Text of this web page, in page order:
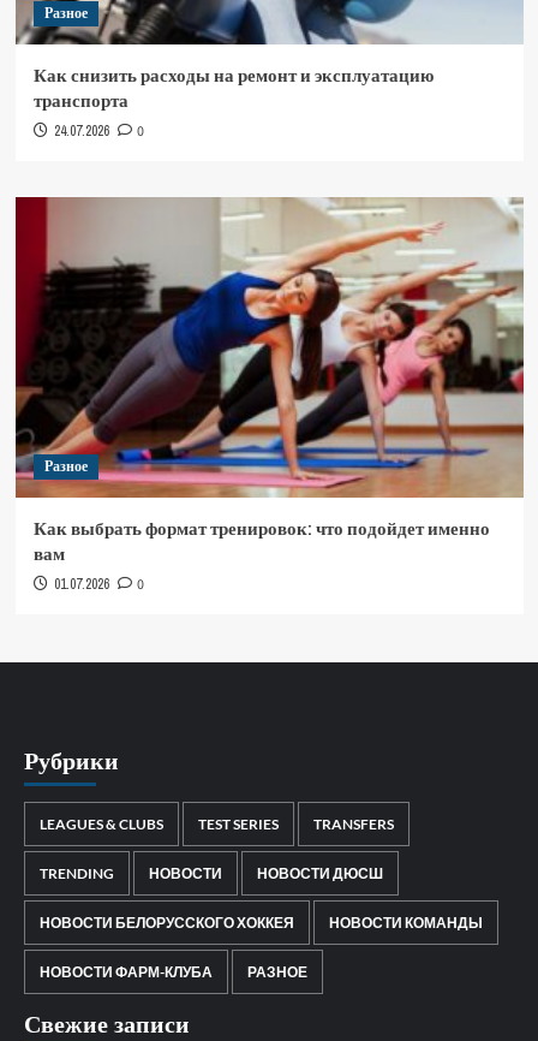
Разное
Как снизить расходы на ремонт и эксплуатацию
транспорта
24.07.2026 0
Разное
Как выбрать формат тренировок: что подойдет именно
вам
01.07.2026 0
Рубрики
LEAGUES & CLUBS TEST SERIES TRANSFERS
TRENDING НОВОСТИ НОВОСТИ ДЮСШ
НОВОСТИ БЕЛОРУССКОГО ХОККЕЯ НОВОСТИ КОМАНДЫ
НОВОСТИ ФАРМ-КЛУБА РАЗНОЕ
Свежие записи